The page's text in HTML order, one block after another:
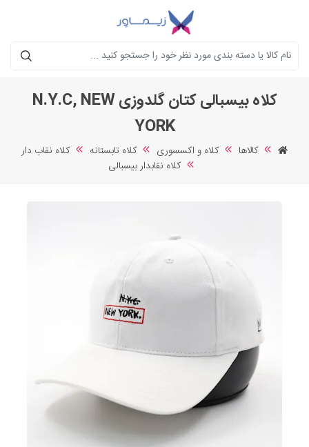
جستجو
کلاه بیسبالی کتان گلدوزی N.Y.C, NEW
YORK
کالاها کلاه و اکسسوری کلاه تابستانه
کلاه نقاب دار
کلاه نقابدار بیسبالی